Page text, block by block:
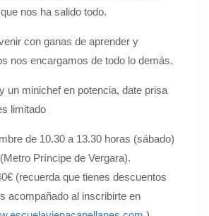
nos ha salido todo.
con ganas de aprender y
nos encargamos de todo lo demás.
un minichef en potencia, date prisa
limitado
de 10.30 a 13.30 horas (sábado)
Príncipe de Vergara).
(recuerda que tienes descuentos
acompañado al inscribirte en